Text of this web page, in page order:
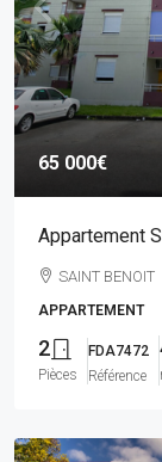
65 000€
Appartement
SAINT BENOIT
APPARTEMENT
2
Pièces
FDA7472
Référence